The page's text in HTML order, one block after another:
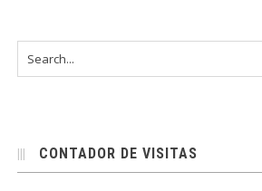
CONTADOR DE VISITAS